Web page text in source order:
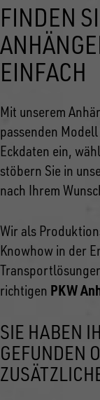
FINDEN
EINFACH
Mit unserem
passenden
Eckdaten ein,
stöbern Sie in
nach Ihrem
Wir als
Knowhow in der
richtigen PKW
SIE HABEN
GEFUNDEN